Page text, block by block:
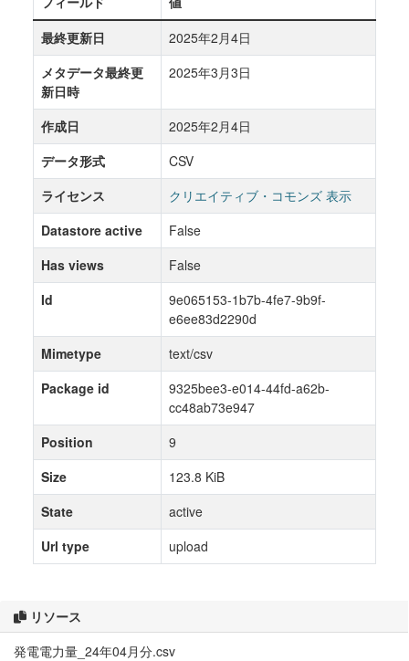
リソース
発電電力量_24年04月分.csv
最終更新日
2025年2月4日
メタデータ最終更
新日時
2025年3月3日
作成日
2025年2月4日
データ形式
CSV
ライセンス
クリエイティブ・コモンズ 表示
Datastore active
False
Has views
False
Id
9e065153-1b7b-4fe7-9b9f-
e6ee83d2290d
Mimetype
text/csv
Package id
9325bee3-e014-44fd-a62b-
cc48ab73e947
Position
9
Size
123.8 KiB
State
active
Url type
upload